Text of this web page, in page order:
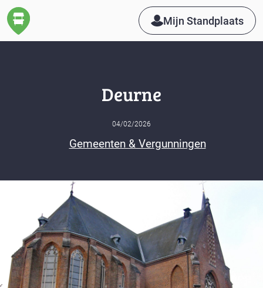
Mijn Standplaats
Deurne
04/02/2026
Gemeenten & Vergunningen